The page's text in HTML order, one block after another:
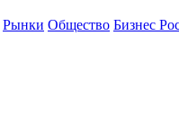
Рынки Общество Бизнес